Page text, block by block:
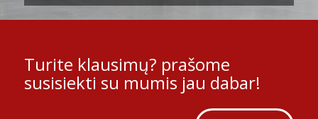
Turite klausimų? prašome
susisiekti su mumis jau dabar!